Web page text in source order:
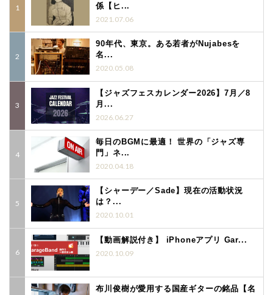
係【ヒ...
2021.07.06
90年代、東京。ある若者がNujabesを
名...
2020.05.08
【ジャズフェスカレンダー2026】7月／8
月...
2026.06.27
毎日のBGMに最適！ 世界の「ジャズ専
門」ネ...
2020.04.18
【シャーデー／Sade】現在の活動状況
は？...
2020.10.01
【動画解説付き】 iPhoneアプリ Gar...
2020.10.09
布川俊樹が愛用する国産ギターの銘品【名